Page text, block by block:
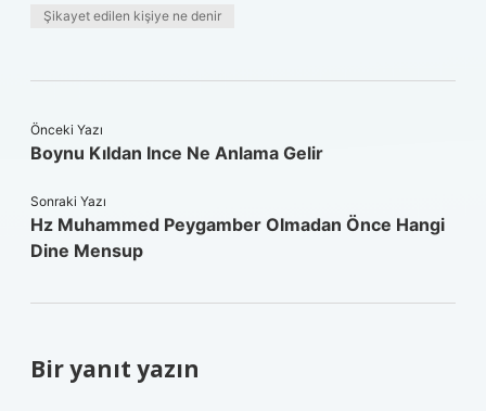
Şikayet edilen kişiye ne denir
Önceki Yazı
Boynu Kıldan Ince Ne Anlama Gelir
Sonraki Yazı
Hz Muhammed Peygamber Olmadan Önce Hangi
Dine Mensup
Bir yanıt yazın